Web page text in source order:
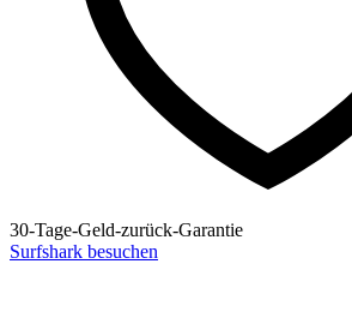
30-Tage-Geld-zurück-Garantie
Surfshark besuchen